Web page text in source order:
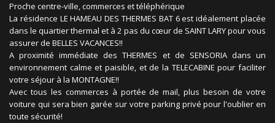
Proche centre-ville, commerces et téléphérique
La résidence LE HAMEAU DES THERMES BAT 6 est idéalement placée
dans le quartier thermal et à 2 pas du cœur de SAINT LARY pour vous
assurer de BELLES VACANCES!!
A proximité immédiate des THERMES et de SENSORIA dans un
environnement calme et paisible, et de la TELECABINE pour faciliter
votre séjour à la MONTAGNE!!
Avec tous les commerces à portée de mail, plus besoin de votre
voiture qui sera bien garée sur votre parking privé pour l'oublier en
toute sécurité!